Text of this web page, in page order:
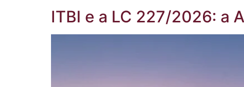
ITBI e a LC 227/2026: a